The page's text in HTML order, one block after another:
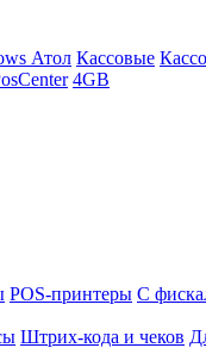
Атол Кассовые
4GB
POS-принтеры С
Штрих-кода и чеков